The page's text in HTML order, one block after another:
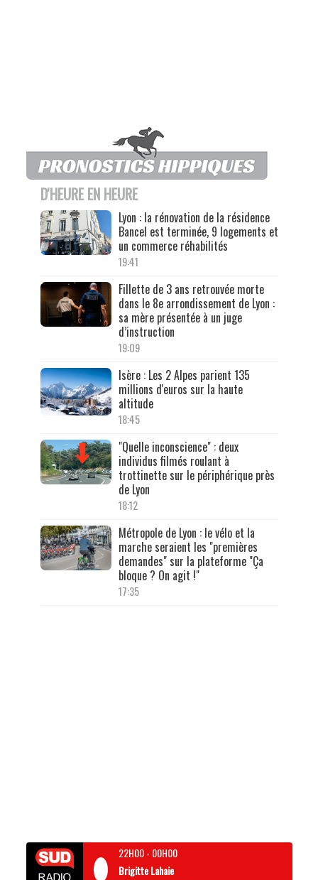
D'HEURE EN HEURE
Lyon : la rénovation de la résidence
Bancel est terminée, 9 logements et
un commerce réhabilités
19:41
Fillette de 3 ans retrouvée morte
dans le 8e arrondissement de Lyon :
sa mère présentée à un juge
d’instruction
19:09
Isère : Les 2 Alpes parient 135
millions d'euros sur la haute
altitude
18:45
"Quelle inconscience" : deux
individus filmés roulant à
trottinette sur le périphérique près
de Lyon
18:12
Métropole de Lyon : le vélo et la
marche seraient les "premières
demandes" sur la plateforme "Ça
bloque ? On agit !"
17:35
22H00- 00H00
Brigitte Lahaie